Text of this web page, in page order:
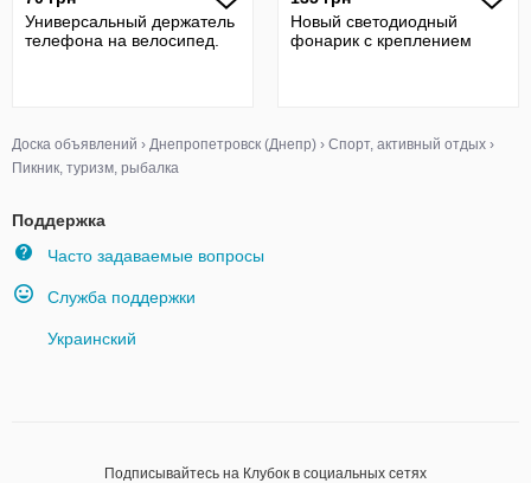
Универсальный держатель
телефона на велосипед.
Новый светодиодный
фонарик с креплением
Доска объявлений › Днепропетровск (Днепр) › Спорт, активный отдых ›
Пикник, туризм, рыбалка
Поддержка
Часто задаваемые вопросы
Служба поддержки
Украинский
Подписывайтесь на Клубок в социальных сетях